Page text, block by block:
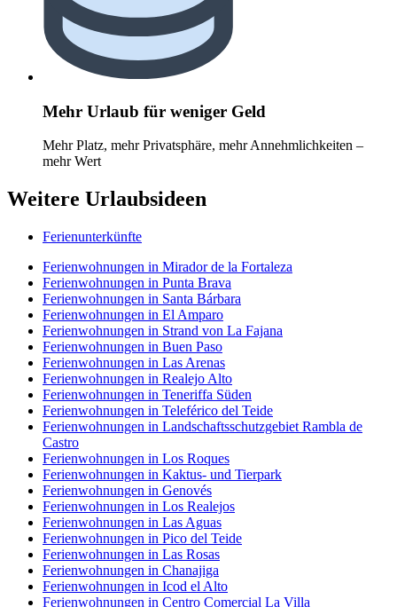
Mehr Urlaub für weniger Geld
Mehr Platz, mehr Privatsphäre, mehr Annehmlichkeiten –
mehr Wert
Weitere Urlaubsideen
Ferienunterkünfte
Ferienwohnungen in Mirador de la Fortaleza
Ferienwohnungen in Punta Brava
Ferienwohnungen in Santa Bárbara
Ferienwohnungen in El Amparo
Ferienwohnungen in Strand von La Fajana
Ferienwohnungen in Buen Paso
Ferienwohnungen in Las Arenas
Ferienwohnungen in Realejo Alto
Ferienwohnungen in Teneriffa Süden
Ferienwohnungen in Teleférico del Teide
Ferienwohnungen in Landschaftsschutzgebiet Rambla de
Castro
Ferienwohnungen in Los Roques
Ferienwohnungen in Kaktus- und Tierpark
Ferienwohnungen in Genovés
Ferienwohnungen in Los Realejos
Ferienwohnungen in Las Aguas
Ferienwohnungen in Pico del Teide
Ferienwohnungen in Las Rosas
Ferienwohnungen in Chanajiga
Ferienwohnungen in Icod el Alto
Ferienwohnungen in Centro Comercial La Villa